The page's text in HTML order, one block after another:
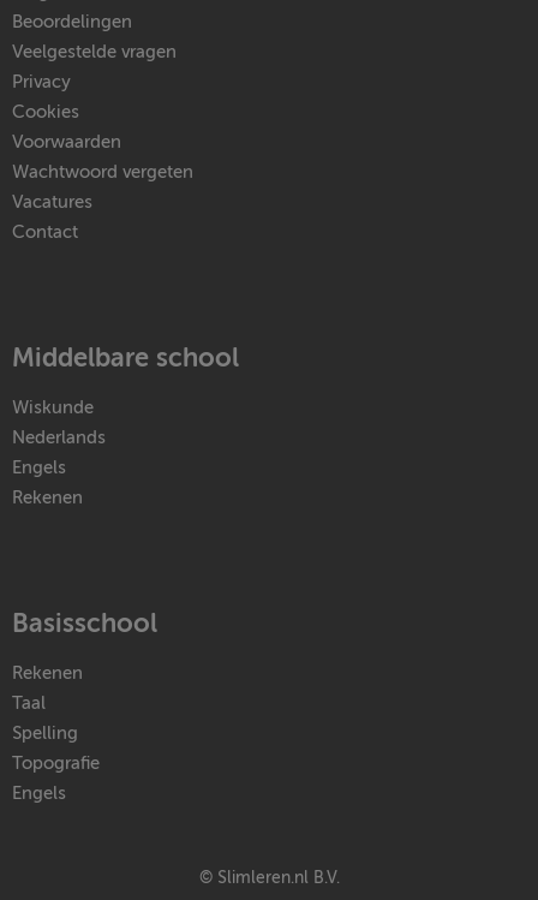
Beoordelingen
Veelgestelde vragen
Privacy
Cookies
Voorwaarden
Wachtwoord vergeten
Vacatures
Contact
Middelbare school
Wiskunde
Nederlands
Engels
Rekenen
Basisschool
Rekenen
Taal
Spelling
Topografie
Engels
© Slimleren.nl B.V.